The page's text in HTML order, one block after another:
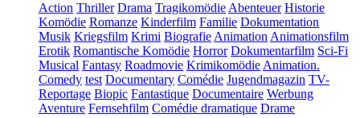
Action Thriller Drama Tragikomödie Abenteuer Historie
Komödie Romanze Kinderfilm Familie Dokumentation
Musik Kriegsfilm Krimi Biografie Animation Animationsfilm
Erotik Romantische Komödie Horror Dokumentarfilm Sci-Fi
Musical Fantasy Roadmovie Krimikomödie Animation.
Comedy test Documentary Comédie Jugendmagazin TV-
Reportage Biopic Fantastique Documentaire Werbung
Aventure Fernsehfilm Comédie dramatique Drame